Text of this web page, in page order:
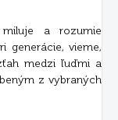
a rozumie
generácie, vieme,
medzi ľuďmi a
z vybraných